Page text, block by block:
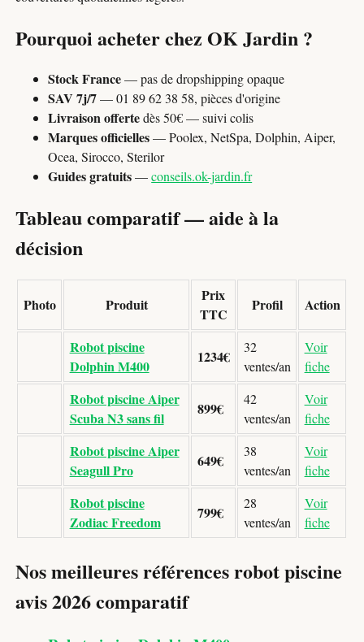
Pourquoi acheter chez OK Jardin ?
Stock France— pas de dropshipping opaque
SAV 7j/7— 01 89 62 38 58, pièces d'origine
Livraison offertedès 50€ — suivi colis
Marques officielles— Poolex, NetSpa, Dolphin, Aiper,
Ocea, Sirocco, Sterilor
Guides gratuits—conseils.ok-jardin.fr
Tableau comparatif — aide à la
décision
Photo Produit
Prix
TTC
Profil Action
Robot piscine
Dolphin M400
1234€
32
ventes/an
Voir
fiche
Robot piscine Aiper
Scuba N3 sans fil
899€
42
ventes/an
Voir
fiche
Robot piscine Aiper
Seagull Pro
649€
38
ventes/an
Voir
fiche
Robot piscine
Zodiac Freedom
799€
28
ventes/an
Voir
fiche
Nos meilleures références robot piscine
avis 2026 comparatif